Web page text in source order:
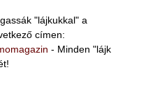
"lájkukkal" a
címen:
- Minden "lájk